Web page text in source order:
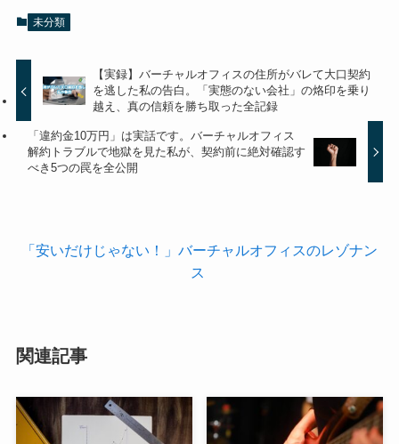
未分類
【実録】バーチャルオフィスの住所がバレて大口契約
を逃した私の告白。「実態のない会社」の烙印を乗り
越え、真の信頼を勝ち取った全記録
「違約金10万円」は実話です。バーチャルオフィス
解約トラブルで地獄を見た私が、契約前に絶対確認す
べき5つの罠を全公開
「安いだけじゃない！」バーチャルオフィスのレゾナン
ス
関連記事